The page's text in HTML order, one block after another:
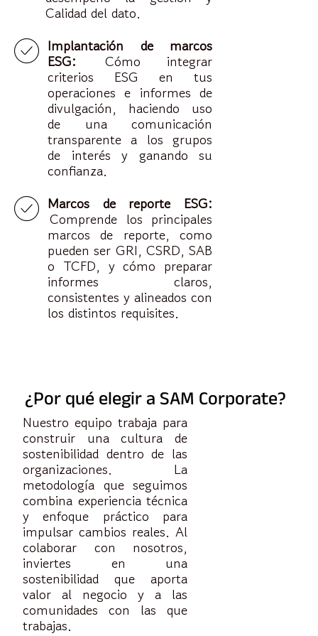
Calidad del dato.
Implantación de marcos
ESG: Cómo integrar
criterios ESG en tus
operaciones e informes de
divulgación, haciendo uso
de una comunicación
transparente a los grupos
de interés y ganando su
confianza.
Marcos de reporte ESG:
Comprende los principales
marcos de reporte, como
pueden ser GRI, CSRD, SAB
o TCFD, y cómo preparar
informes claros,
consistentes y alineados con
los distintos requisites.
¿Por qué elegir a SAM Corporate?
Nuestro equipo trabaja para
construir una cultura de
sostenibilidad dentro de las
organizaciones. La
metodología que seguimos
combina experiencia técnica
y enfoque práctico para
impulsar cambios reales. Al
colaborar con nosotros,
inviertes en una
sostenibilidad que aporta
valor al negocio y a las
comunidades con las que
trabajas.